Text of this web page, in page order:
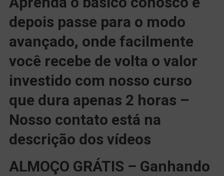
depois passe para o modo
avançado, onde facilmente
você recebe de volta o valor
investido com nosso curso
que dura apenas 2 horas –
Nosso contato está na
descrição dos vídeos
ALMOÇO GRÁTIS – Ganhando